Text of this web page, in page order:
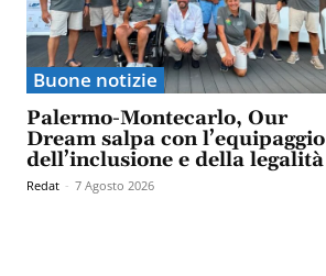
Buone notizie
Palermo-Montecarlo, Our
Dream salpa con l’equipaggio
dell’inclusione e della legalità
Redat - 7 Agosto 2026